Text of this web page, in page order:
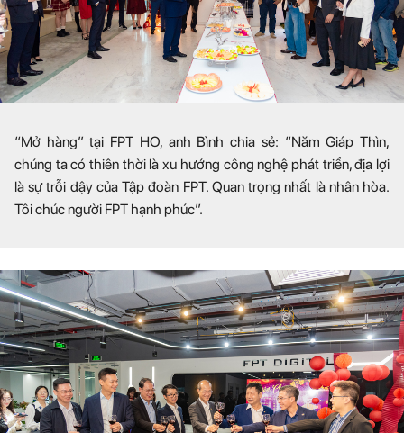
“Mở hàng” tại FPT HO, anh Bình chia sẻ: “Năm Giáp Thìn,
chúng ta có thiên thời là xu hướng công nghệ phát triển, địa lợi
là sự trỗi dậy của Tập đoàn FPT. Quan trọng nhất là nhân hòa.
Tôi chúc người FPT hạnh phúc”.